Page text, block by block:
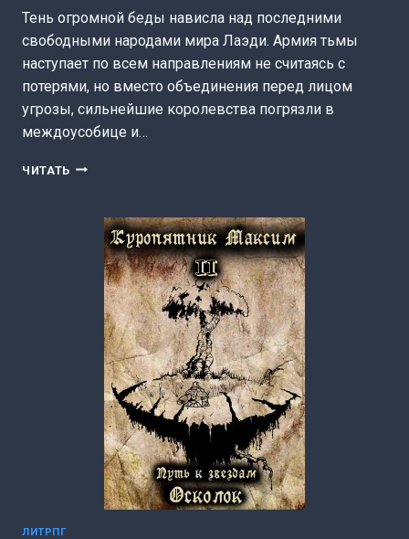
Тень огромной беды нависла над последними
свободными народами мира Лаэди. Армия тьмы
наступает по всем направлениям не считаясь с
потерями, но вместо объединения перед лицом
угрозы, сильнейшие королевства погрязли в
междоусобице и…
ЧИТАТЬ ИСТОРИЯ
ЭПОХИ.
ЧАСТЬ
ПЕРВАЯ
(АНДРЕЙ
ЕФРЕМОВ)
ЛИТРПГ